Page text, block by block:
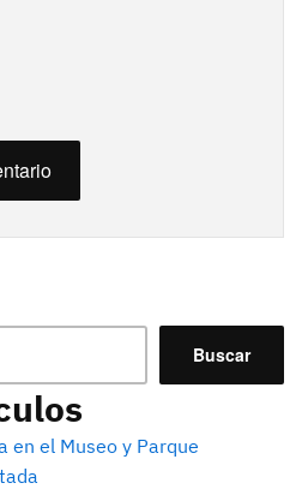
Buscar
en el Museo y Parque